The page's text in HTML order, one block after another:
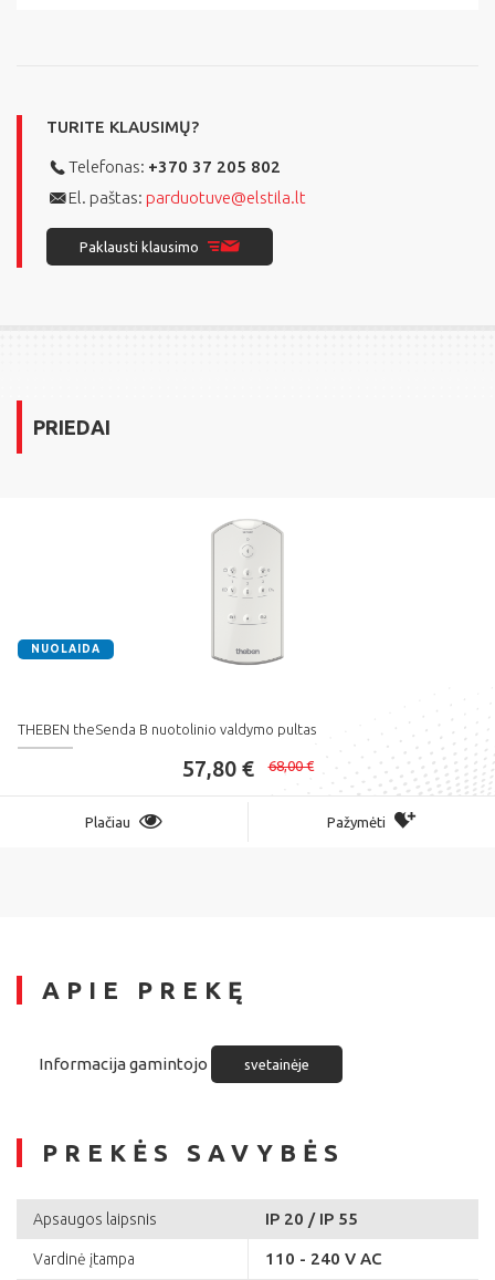
TURITE KLAUSIMŲ?
Telefonas: +370 37 205 802
El. paštas: parduotuve@elstila.lt
Paklausti klausimo
PRIEDAI
NUOLAIDA
THEBEN theSenda B nuotolinio valdymo pultas
57,80 € 68,00 €
Plačiau Pažymėti
APIE PREKĘ
Informacija gamintojo svetainėje
PREKĖS SAVYBĖS
Apsaugos laipsnis IP 20 / IP 55
Vardinė įtampa 110 - 240 V AC